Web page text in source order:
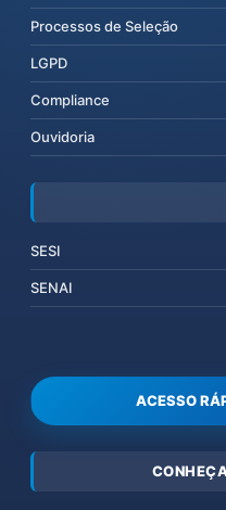
Processos de Seleção
LGPD
Compliance
Ouvidoria
SESI
SENAI
ACESSO